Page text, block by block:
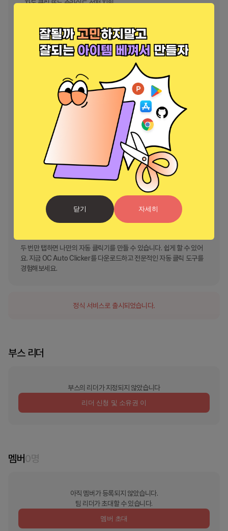
닫기 자세히
- 자동 클릭 또는 슬라이드 설정 지원
구성 저장
- 자동 클릭 매개변수를 조정하고 구성을 저장합니다.
- 통합 가져오기/내보내기 자동 클릭 솔루션
- 자동으로 클릭해야 하는 애플리케이션은 OC Auto Clicker에서 바로
OC Auto Clicker는 AccessibilityService API를 사용하여 프로그램
의 핵심 기능을 구현합니다.
질문: AccessibilityService API를 사용해야 하는 이유는 무엇인가요?
답변: 이 앱은 AccessibilityService API를 사용하여 단일 클릭 자동 클
릭, 다중 클릭 자동 클릭, 슬라이드, 길게 누르기 등의 핵심 기능을 구현합
질문: 개인정보를 수집하시나요?
답변: AccessibilityService API 인터페이스를 통해 개인 정보를 수집
두 번만 탭하면 나만의 자동 클릭기를 만들 수 있습니다. 쉽게 할 수 있어
요. 지금 OC Auto Clicker를 다운로드하고 전문적인 자동 클릭 도구를
경험해보세요.
정식 서비스로 출시되었습니다.
부스 리더
부스의 리더가 지정되지 않았습니다
리더 신청 및 소유권 이
멤버0명
아직 멤버가 등록되지 않았습니다.
팀 리더가 초대할 수 있습니다.
멤버 초대